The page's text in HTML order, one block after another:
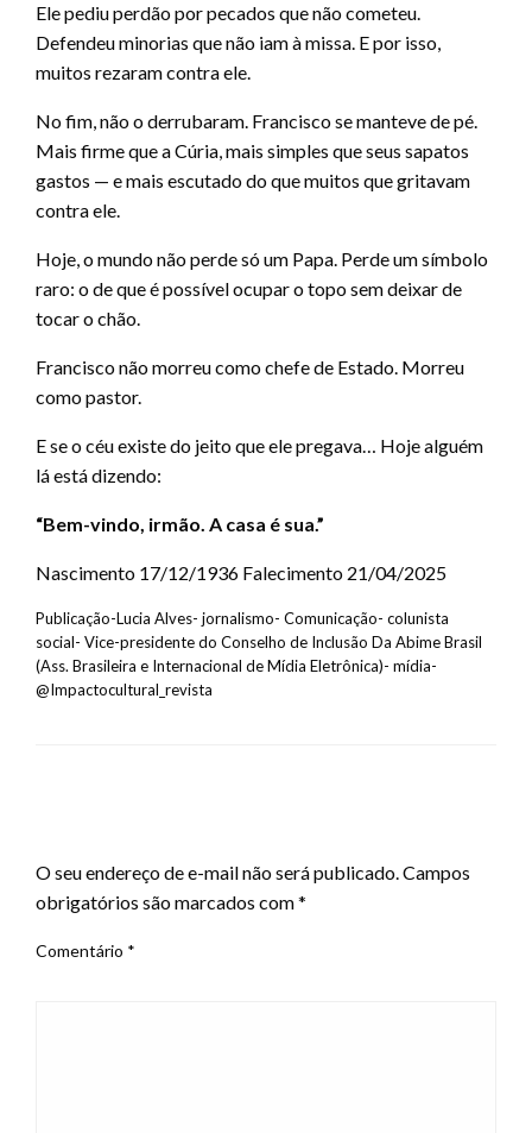
Ele pediu perdão por pecados que não cometeu.
Defendeu minorias que não iam à missa. E por isso,
muitos rezaram contra ele.
No fim, não o derrubaram. Francisco se manteve de pé.
Mais firme que a Cúria, mais simples que seus sapatos
gastos — e mais escutado do que muitos que gritavam
contra ele.
Hoje, o mundo não perde só um Papa. Perde um símbolo
raro: o de que é possível ocupar o topo sem deixar de
tocar o chão.
Francisco não morreu como chefe de Estado. Morreu
como pastor.
E se o céu existe do jeito que ele pregava… Hoje alguém
lá está dizendo:
“Bem-vindo, irmão. A casa é sua.”
Nascimento 17/12/1936 Falecimento 21/04/2025
Publicação-Lucia Alves- jornalismo- Comunicação- colunista
social- Vice-presidente do Conselho de Inclusão Da Abime Brasil
(Ass. Brasileira e Internacional de Mídia Eletrônica)- mídia-
@Impactocultural_revista
O seu endereço de e-mail não será publicado. Campos
obrigatórios são marcados com*
Comentário *